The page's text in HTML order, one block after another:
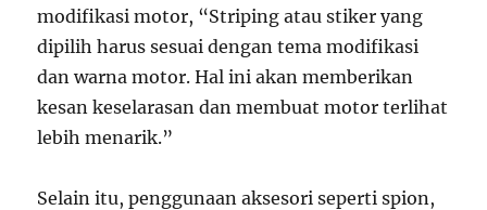
modifikasi motor, “Striping atau stiker yang
dipilih harus sesuai dengan tema modifikasi
dan warna motor. Hal ini akan memberikan
kesan keselarasan dan membuat motor terlihat
lebih menarik.”
Selain itu, penggunaan aksesori seperti spion,